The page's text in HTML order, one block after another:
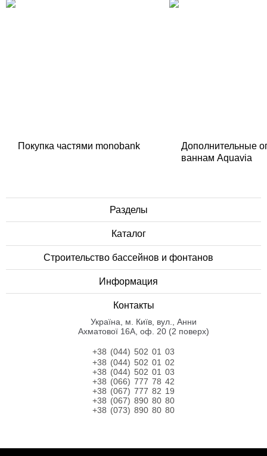
Покупка частями monobank
Дополнительные
ваннам Aquavia
Разделы
Каталог
Строительство бассейнов и фонтанов
Информация
Контакты
Українa, м. Київ, вул., Анни
Ахматової 16А, оф. 20 (2 поверх)
+38 (044) 502 01 03
+38 (044) 502 01 02
+38 (044) 502 01 03
+38 (066) 777 78 42
+38 (067) 777 82 19
+38 (067) 890 80 80
+38 (073) 890 80 80